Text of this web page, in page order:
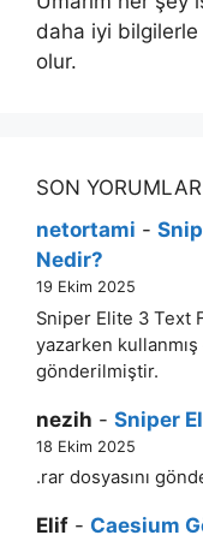
daha iyi
olur.
SON YORUMLAR
netortami -
Nedir?
19 Ekim 2025
Sniper Elite 3 Text
yazarken
gönderilmiştir.
nezih - Sniper
18 Ekim 2025
.rar dosyasını
Elif - Caesium